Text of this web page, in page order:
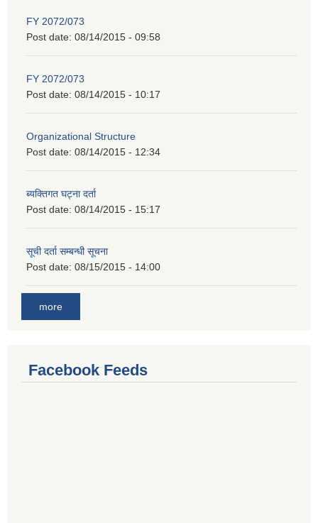
FY 2072/073
Post date: 08/14/2015 - 09:58
FY 2072/073
Post date: 08/14/2015 - 10:17
Organizational Structure
Post date: 08/14/2015 - 12:34
ब्यक्तिगत घट्ना दर्ता
Post date: 08/14/2015 - 15:17
सूची दर्ता सम्बन्धी सूचना
Post date: 08/15/2015 - 14:00
more
Facebook Feeds